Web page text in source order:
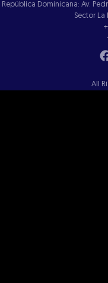
República Dominicana: Av.
Sector La
All